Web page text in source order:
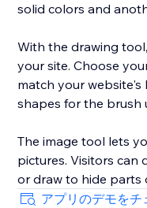
solid colors and
With the drawing
your site. Choose
match your website's
shapes for the brush
The image tool lets
pictures. Visitors can
or draw to hide parts
アプリのデモをチ